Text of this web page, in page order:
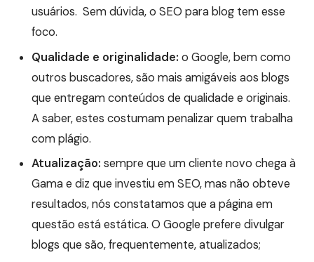
usuários. Sem dúvida, o SEO para blog tem esse
foco.
Qualidade e originalidade: o Google, bem como
outros buscadores, são mais amigáveis aos blogs
que entregam conteúdos de qualidade e originais.
A saber, estes costumam penalizar quem trabalha
com plágio.
Atualização: sempre que um cliente novo chega à
Gama e diz que investiu em SEO, mas não obteve
resultados, nós constatamos que a página em
questão está estática. O Google prefere divulgar
blogs que são, frequentemente, atualizados;